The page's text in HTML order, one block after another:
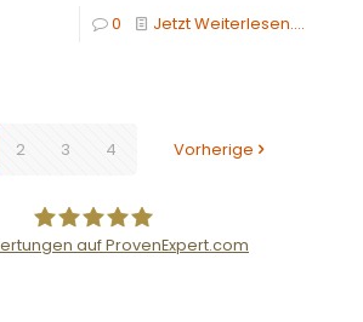
0 Jetzt Weiterlesen....
2 3 4 Vorherige
auf ProvenExpert.com